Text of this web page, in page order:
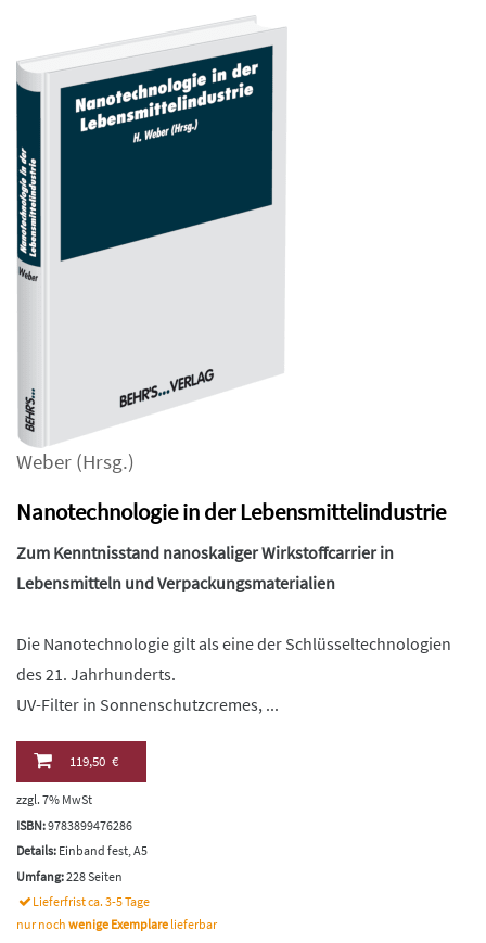
Weber (Hrsg.)
Nanotechnologie in der Lebensmittelindustrie
Zum Kenntnisstand nanoskaliger Wirkstoffcarrier in
Lebensmitteln und Verpackungsmaterialien
Die Nanotechnologie gilt als eine der Schlüsseltechnologien
des 21. Jahrhunderts.
UV-Filter in Sonnenschutzcremes, ...
119,50 €
zzgl. 7% MwSt
ISBN:9783899476286
Details: Einband fest, A5
Umfang:228 Seiten
Lieferfrist ca. 3-5 Tage
nur noch wenige Exemplare lieferbar